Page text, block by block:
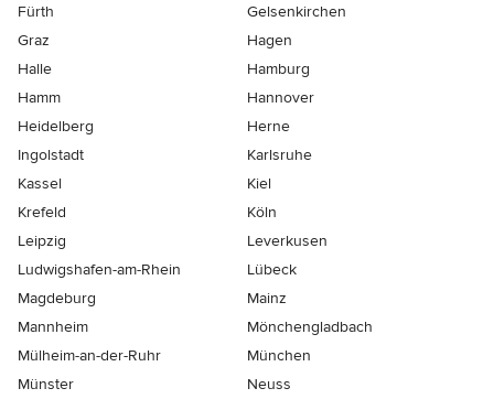
Fürth
Gelsenkirchen
Graz
Hagen
Halle
Hamburg
Hamm
Hannover
Heidelberg
Herne
Ingolstadt
Karlsruhe
Kassel
Kiel
Krefeld
Köln
Leipzig
Leverkusen
Ludwigshafen-am-Rhein
Lübeck
Magdeburg
Mainz
Mannheim
Mönchen­gladbach
Mülheim-an-der-Ruhr
München
Münster
Neuss